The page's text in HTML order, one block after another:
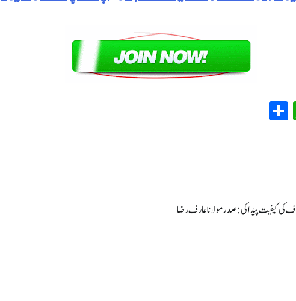
WhatsApp
کی کیفیت پیدا کی: صدر مولانا عارف رضا